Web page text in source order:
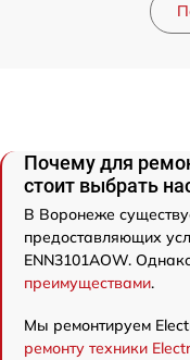
Почему для
стоит выбрать
В Воронеже
предоставляющих
ENN3101AOW.
преимуществами.
Мы ремонтируем
ремонту техники